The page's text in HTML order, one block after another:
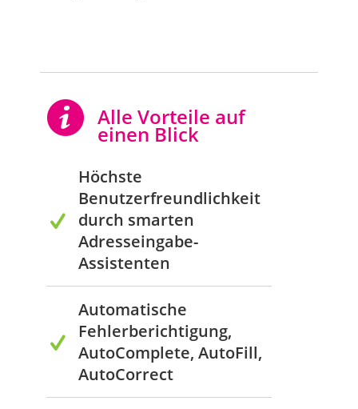
Alle Vorteile auf
einen Blick
Höchste
Benutzerfreundlichkeit
durch smarten
Adresseingabe-
Assistenten
Automatische
Fehlerberichtigung,
AutoComplete, AutoFill,
AutoCorrect